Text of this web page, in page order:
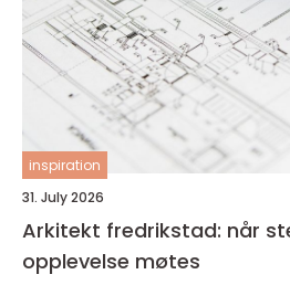
inspiration
31. July 2026
Arkitekt fredrikstad: når
opplevelse møtes